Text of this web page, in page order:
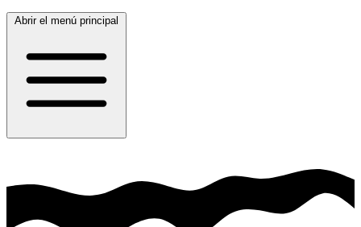
Abrir el menú principal